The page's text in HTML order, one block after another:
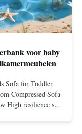
voor baby
Sofa for Toddler
Compressed Sofa
High resilience soft